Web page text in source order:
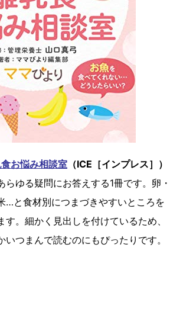
お悩み相談室 （ICE［インプレス］）
らゆる疑問にお答えする1冊です。卵・
…と食材別につまづきやすいところを
す。細かく見出しを付けているため、
いつまんで読むのにもぴったりです。